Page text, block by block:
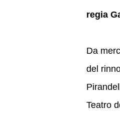
regia
Da
del
Teatro